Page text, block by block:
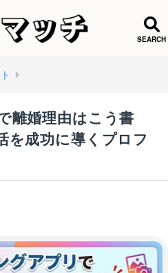
離婚理由はこう書
を成功に導くプロフ